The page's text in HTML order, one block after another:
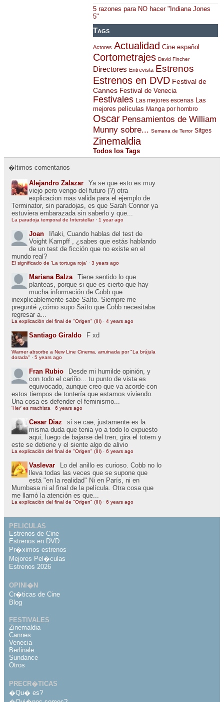
5 razones para NO hacer "Indiana Jones
5"
Tags
Actores Actualidad Cine español
Cortometrajes David Fincher
Directores Entrevista Estrenos
Estrenos en DVD Festival de
Cannes Festival de Venecia
Festivales Las mejores escenas Las
mejores películas Manga por hombro
Oscar Pensamientos de William
Munny sobre... Semana de Terror Sitges
Zinemaldia
Todos los Tags
�ltimos comentarios
Alejandro Zalazar
Ya se que esto es muy
viejo pero vengo del futuro (?) otra
explicacion mas valida para el ejemplo de
Terminator, sin paradojas, es que Sarah Connor ya
estuviera embarazada sin saberlo y que...
La paradoja temporal de Interstellar· 1 year ago
Joan
Iñaki, Cuando hablas del test de
Voight Kampff , ¿sabes que estás hablando
de un test de ficción que no existe en el
mundo real?
El significado de 'La tortuga roja' · 3 years ago
Mariana Balza
Tiene sentido lo que
planteas, porque si que es cierto que hay
mucha información de Cobb que
inexplicablemente sabe Saíto. Siempre me
pregunté ¿cómo supo Saíto que Cobb necesitaba
regresar a...
La explicación del final de "Origen" (III) · 4 years ago
Santiago Giraldo F xd
Warner absorbe a New Line Cinema, arruinada por "La brújula
dorada" · 5 years ago
Fran Rubio
Desde mi humilde opinión, y
con todo el cariño... tu punto de vista es
equivocado, aunque creo que va acorde con
estos tiempos de tontería que estamos viviendo.
Una cosa es defender el feminismo...
'Her' es machista · 6 years ago
Cesar Diaz
si se cae, justamente es la
misma duda que tenia yo a todo lo expuesto
aqui, luego de bajarse del tren, gira el totem y
este se detiene y el siente algo de alivio
La explicación del final de "Origen" (III) · 6 years ago
Vaslevar
Lo del anillo es curioso. Cobb no lo
lleva todas las veces que se supone que
está "en la realidad" Ni en París, ni en
Mumbasa ni al final de la película. Otra cosa que
me llamó la atención es que...
La explicación del final de "Origen" (III) · 6 years ago
PELICULAS
Estrenos de Cine
Estrenos en DVD
Pr�ximos estrenos
Mejores Pel�culas
Estrenos 2026
OPINI�N
Cr�ticas de Cine
Blog
FESTIVALES
Zinemaldia
Cannes
Venecia
Berlinale
Sundance
Otros
PRECR�TICAS
�Qu� es?